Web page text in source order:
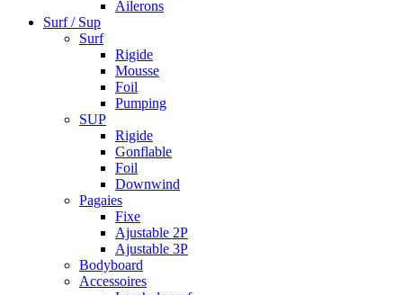
Ailerons
Surf / Sup
Surf
Rigide
Mousse
Foil
Pumping
SUP
Rigide
Gonflable
Foil
Downwind
Pagaies
Fixe
Ajustable 2P
Ajustable 3P
Bodyboard
Accessoires